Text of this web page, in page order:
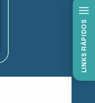
LINKS RÁPIDOS